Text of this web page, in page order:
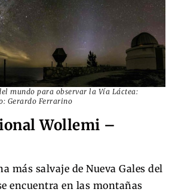
mundo para observar la Vía Láctea:
Gerardo Ferrarino
Wollemi –
más salvaje de Nueva Gales del
encuentra en las montañas